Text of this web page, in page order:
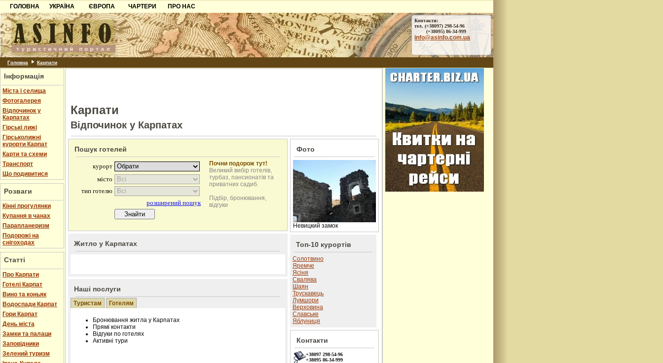
ГОЛОВНА
УКРАЇНА
Карпати
Азов
Причорноморря
Шацьк
ЄВРОПА
Чорногорія
Хорватія
Болгарія
ЧАРТЕРИ
ПРО НАС
Контакти
Партнерам
Додати готель
Контакти:
тел. (+38097) 298-54-96
(+38095) 86-34-999
info@asinfo.com.ua
Головна Карпати
Інформація
Міста і селища
Фотогалерея
Відпочинок у
Карпатах
Гірські лижі
Гірськолижні
курорти Карпат
Карти та схеми
Транспорт
Що подивитися
Розваги
Кінні прогулянки
Купання в чанах
Парапланеризм
Подорожі на
снігоходах
Статті
Про Карпати
Готелі Карпат
Вино та коньяк
Водоспади Карпат
Гори Карпат
День міста
Замки та палаци
Заповідники
Зелений туризм
Карпати
Відпочинок у Карпатах
Пошук готелей
Почни подорож тут!
Великий вибір готелів,
турбаз, пансионатів та
приватних садиб.
Підбір, бронювання,
відгуки
Житло у Карпатах
Наші послуги
Туристам Готелям
Бронювання житла у Карпатах
Прямі контакти
Відгуки по готелях
Активні тури
Фото
Невицкий замок
Топ-10 курортів
Солотвино
Яремче
Ясіня
Свалява
Шаян
Трускавець
Лумшори
Верховина
Славське
Яблуниця
Контакти
+38097 298-54-96
+38095 86-34-999